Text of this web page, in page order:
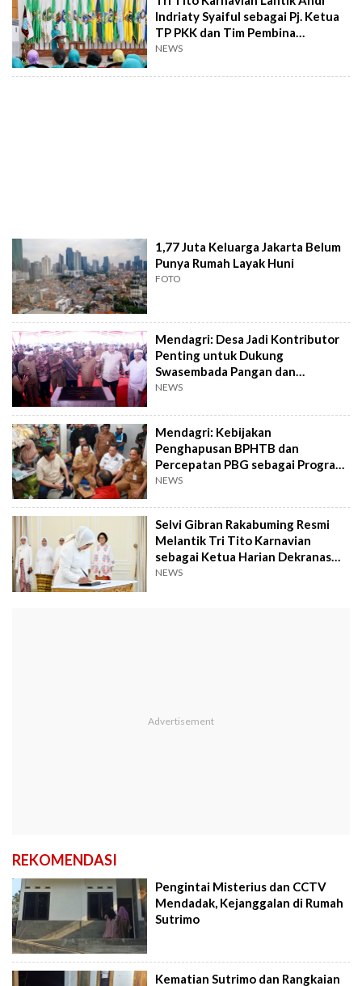
Indriaty Syaiful sebagai Pj. Ketua
TP PKK dan Tim Pembina
Posyandu Provinsi Sulsel
NEWS
1,77 Juta Keluarga Jakarta Belum
Punya Rumah Layak Huni
FOTO
Mendagri: Desa Jadi Kontributor
Penting untuk Dukung
Swasembada Pangan dan
Tingkatkan Perekonomian
NEWS
Mendagri: Kebijakan
Penghapusan BPHTB dan
Percepatan PBG sebagai Program
Pro Rakyat Presiden Prabowo
NEWS
Selvi Gibran Rakabuming Resmi
Melantik Tri Tito Karnavian
sebagai Ketua Harian Dekranas
Periode 2024-2029
NEWS
REKOMENDASI
Pengintai Misterius dan CCTV
Mendadak, Kejanggalan di Rumah
Sutrimo
Kematian Sutrimo dan Rangkaian